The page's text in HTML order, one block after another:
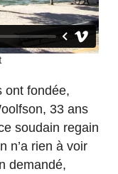
ont fondée,
33 ans
soudain regain
n’a rien à voir
demandé,